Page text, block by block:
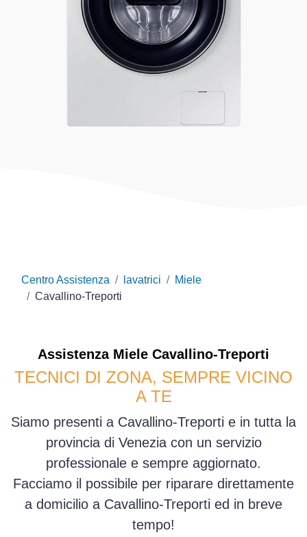
Centro Assistenza lavatrici
Miele
Cavallino-Treporti
Assistenza Miele Cavallino-Treporti
TECNICI DI ZONA, SEMPRE VICINO
A TE
Siamo presenti a Cavallino-Treporti e in tutta la
provincia di Venezia con un servizio
professionale e sempre aggiornato.
Facciamo il possibile per riparare direttamente
a domicilio a Cavallino-Treporti ed in breve
tempo!